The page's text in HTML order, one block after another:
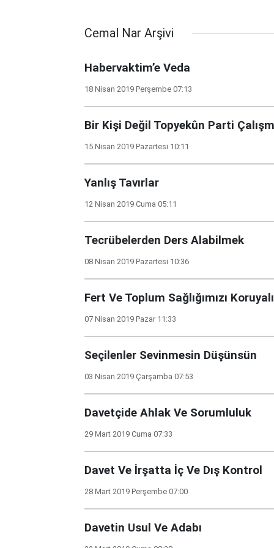
Cemal Nar Arşivi
Habervaktim’e Veda
18 Nisan 2019 Perşembe 07:13
Bir Kişi Değil Topyekûn Parti
15 Nisan 2019 Pazartesi 10:11
Yanlış Tavırlar
12 Nisan 2019 Cuma 05:11
Tecrübelerden Ders Alabilmek
08 Nisan 2019 Pazartesi 10:36
Fert Ve Toplum Sağlığımızı
07 Nisan 2019 Pazar 11:33
Seçilenler Sevinmesin Düşünsün
03 Nisan 2019 Çarşamba 07:53
Davetçide Ahlak Ve Sorumluluk
29 Mart 2019 Cuma 07:33
Davet Ve İrşatta İç Ve Dış Kontrol
28 Mart 2019 Perşembe 07:00
Davetin Usul Ve Adabı